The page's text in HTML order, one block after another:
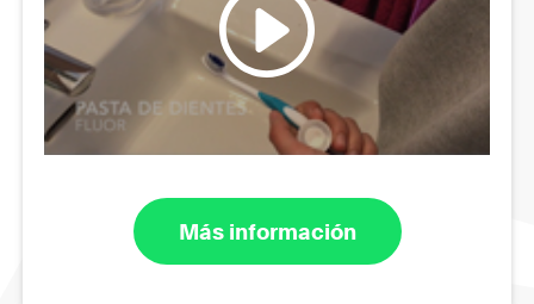
Más información